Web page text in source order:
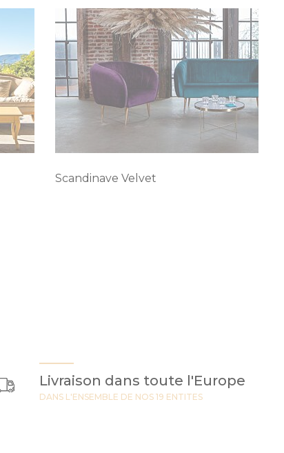
Scandinave Velvet
Livraison dans toute l'Europe
DANS L'ENSEMBLE DE NOS 19 ENTITES